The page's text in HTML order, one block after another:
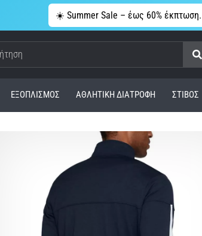
☀️ Summer Sale – έως 60% έκπτωση.
ΕΞΟΠΛΙΣΜΌΣ ΑΘΛΗΤΙΚΉ ΔΙΑΤΡΟΦΉ ΣΤΊΒΟΣ